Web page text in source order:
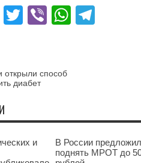
Odnoklassniki
Twitter
Viber
открыли способ
диабет
и
В России
поднять МРОТ до